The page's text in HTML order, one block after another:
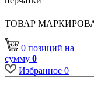
ТОВАР
0 позиций на
сумму 0
Избранное 0